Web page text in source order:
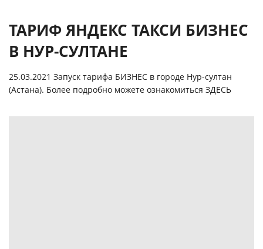
ТАРИФ ЯНДЕКС ТАКСИ БИЗНЕС
В НУР-СУЛТАНЕ
25.03.2021 Запуск тарифа БИЗНЕС в городе Нур-султан
(Астана). Более подробно можете ознакомиться ЗДЕСЬ